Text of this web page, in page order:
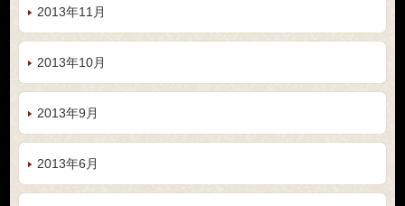
2013年11月
2013年10月
2013年9月
2013年6月